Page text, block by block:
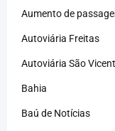
Aumento de
Autoviária Freitas
Autoviária São
Bahia
Baú de Notícias